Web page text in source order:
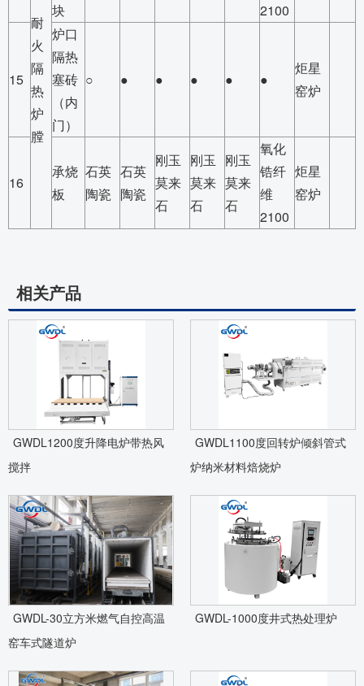
耐
火
隔
热
炉
膛
块
2100
15
炉口
隔热
塞砖
（内
门）
○ ● ● ● ● ●
炬星
窑炉
16
承烧
板
石英
陶瓷
石英
陶瓷
刚玉
莫来
石
刚玉
莫来
石
刚玉
莫来
石
氧化
锆纤
维
2100
炬星
窑炉
相关产品
GWDL1200度升降电炉带热风
搅拌
GWDL1100度回转炉倾斜管式
炉纳米材料焙烧炉
GWDL-30立方米燃气自控高温
窑车式隧道炉
GWDL-1000度井式热处理炉